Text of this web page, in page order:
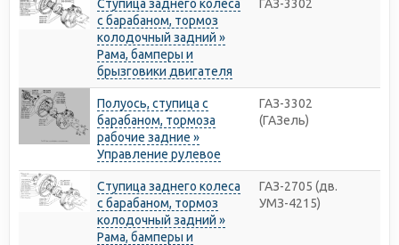
Ступица заднего колеса
с барабаном, тормоз
колодочный задний »
Рама, бамперы и
брызговики двигателя
ГАЗ-3302
Полуось, ступица с
барабаном, тормоза
рабочие задние »
Управление рулевое
ГАЗ-3302
(ГАЗель)
Ступица заднего колеса
с барабаном, тормоз
колодочный задний »
Рама, бамперы и
ГАЗ-2705 (дв.
УМЗ-4215)